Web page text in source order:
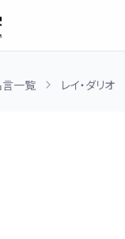
一覧 レイ・ダリオ